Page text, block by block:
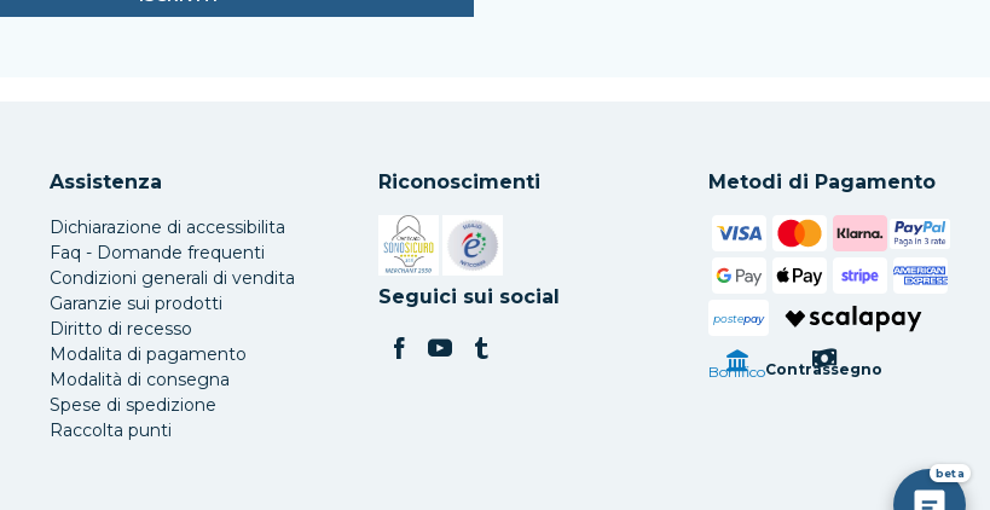
Assistenza
Dichiarazione di accessibilita
Faq - Domande frequenti
Condizioni generali di vendita
Garanzie sui prodotti
Diritto di recesso
Modalita di pagamento
Modalità di consegna
Spese di spedizione
Raccolta punti
Riconoscimenti
Si apre in una nuova scheda
Si apre in una nuova scheda
Seguici sui social
Metodi di Pagamento
postepay
BonificoContrassegno
beta